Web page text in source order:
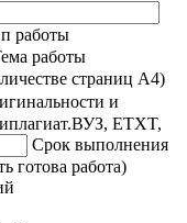
работы
работы
страниц А4)
и
ETXT,
Срок выполнения
готова работа)